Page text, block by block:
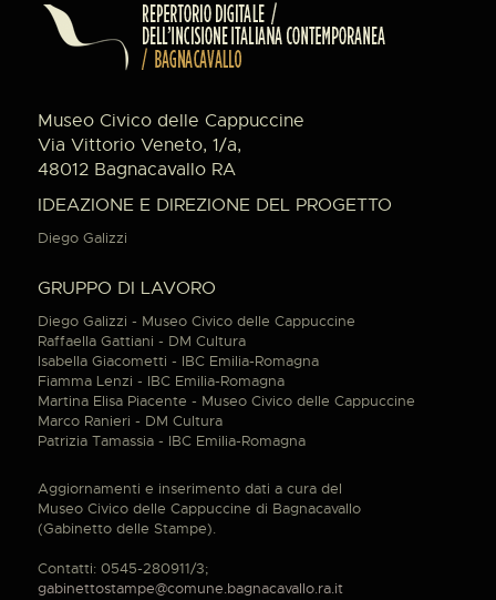
Museo Civico delle Cappuccine
Via Vittorio Veneto, 1/a,
48012 Bagnacavallo RA
IDEAZIONE E DIREZIONE DEL PROGETTO
Diego Galizzi
GRUPPO DI LAVORO
Diego Galizzi - Museo Civico delle Cappuccine
Raffaella Gattiani - DM Cultura
Isabella Giacometti - IBC Emilia-Romagna
Fiamma Lenzi - IBC Emilia-Romagna
Martina Elisa Piacente - Museo Civico delle Cappuccine
Marco Ranieri - DM Cultura
Patrizia Tamassia - IBC Emilia-Romagna
Aggiornamenti e inserimento dati a cura del
Museo Civico delle Cappuccine di Bagnacavallo
(Gabinetto delle Stampe).
Contatti: 0545-280911/3;
gabinettostampe@comune.bagnacavallo.ra.it